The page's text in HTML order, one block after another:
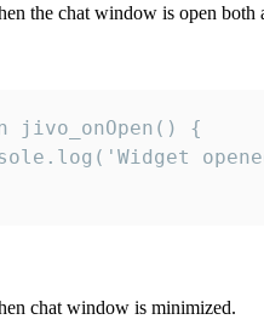
the chat window is open
jivo_onOpen() {
chat window is minimized.